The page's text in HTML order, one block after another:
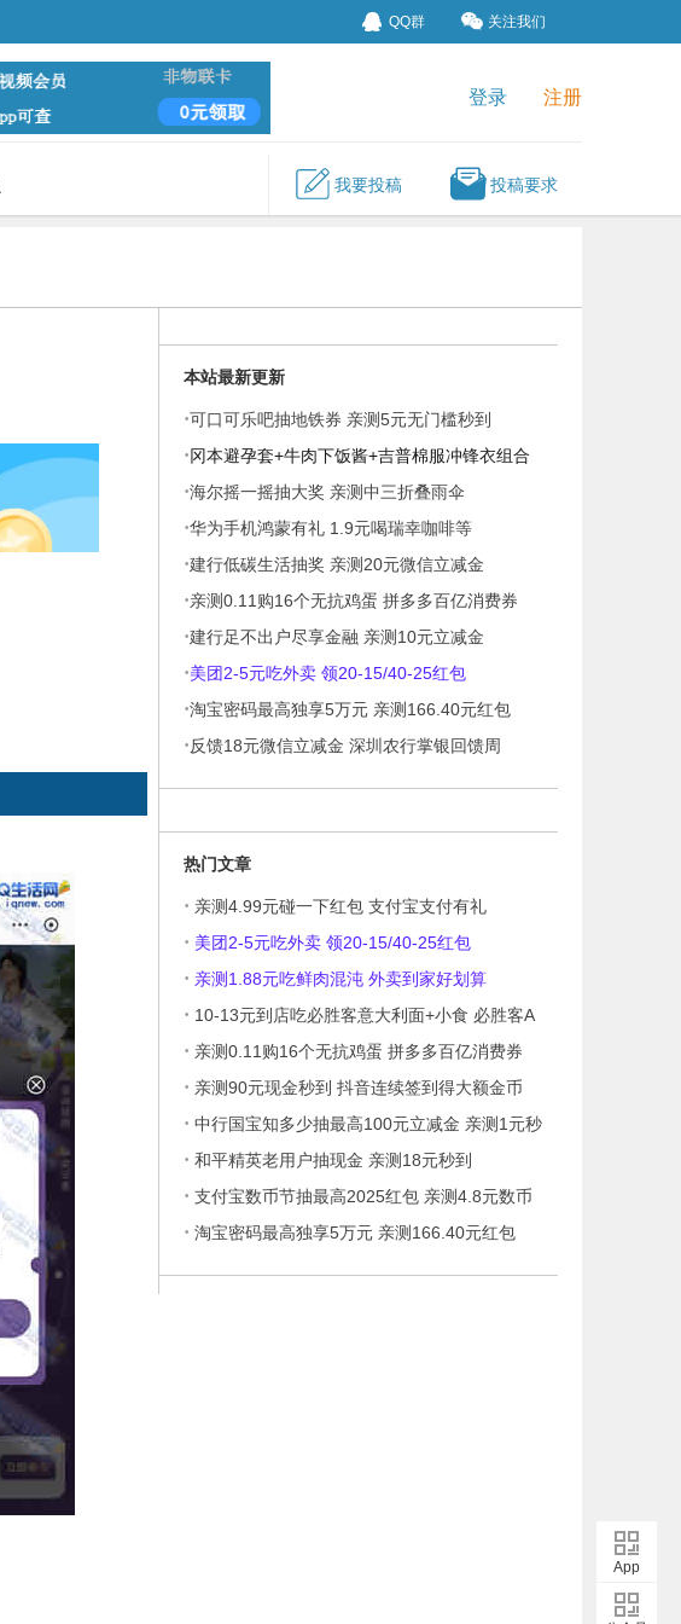
QQ群 关注我们
登录 注册
我要投稿 投稿要求
本站最新更新
·可口可乐吧抽地铁券 亲测5元无门槛秒到
·冈本避孕套+牛肉下饭酱+吉普棉服冲锋衣组合
·海尔摇一摇抽大奖 亲测中三折叠雨伞
·华为手机鸿蒙有礼 1.9元喝瑞幸咖啡等
·建行低碳生活抽奖 亲测20元微信立减金
·亲测0.11购16个无抗鸡蛋 拼多多百亿消费券
·建行足不出户尽享金融 亲测10元立减金
·美团2-5元吃外卖 领20-15/40-25红包
·淘宝密码最高独享5万元 亲测166.40元红包
·反馈18元微信立减金 深圳农行掌银回馈周
热门文章
· 亲测4.99元碰一下红包 支付宝支付有礼
· 美团2-5元吃外卖 领20-15/40-25红包
· 亲测1.88元吃鲜肉混沌 外卖到家好划算
· 10-13元到店吃必胜客意大利面+小食 必胜客A
· 亲测0.11购16个无抗鸡蛋 拼多多百亿消费券
· 亲测90元现金秒到 抖音连续签到得大额金币
· 中行国宝知多少抽最高100元立减金 亲测1元秒
· 和平精英老用户抽现金 亲测18元秒到
· 支付宝数币节抽最高2025红包 亲测4.8元数币
· 淘宝密码最高独享5万元 亲测166.40元红包
App